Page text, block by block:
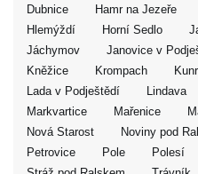
Dubnice
Hamr na Jezeře
Hlemýždí
Horní Sedlo
Jáchymov
Janovice v
Kněžice
Krompach
Lada v Podještědí
Lindava
Markvartice
Mařenice
Nová Starost
Noviny pod
Petrovice
Pole Polesí